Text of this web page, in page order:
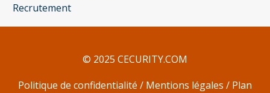
Recrutement
© 2025 CECURITY.COM
Politique de confidentialité / Mentions légales / Plan